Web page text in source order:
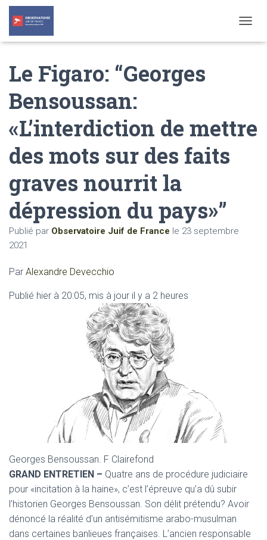
O
Le Figaro: “Georges
Bensoussan:
«L’interdiction de mettre
des mots sur des faits
graves nourrit la
dépression du pays»”
Publié par Observatoire Juif de France le 23 septembre
2021
Par Alexandre Devecchio
Publié hier à 20:05, mis à jour il y a 2 heures
Georges Bensoussan. F Clairefond
GRAND ENTRETIEN – Quatre ans de procédure judiciaire
pour «incitation à la haine», c’est l’épreuve qu’a dû subir
l’historien Georges Bensoussan. Son délit prétendu? Avoir
dénoncé la réalité d’un antisémitisme arabo-musulman
dans certaines banlieues françaises. L’ancien responsable